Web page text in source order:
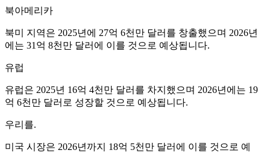
북아메리카
북미 지역은 2025년에 27억 6천만 달러를 창출했으며 2026년
에는 31억 8천만 달러에 이를 것으로 예상됩니다.
유럽
유럽은 2025년 16억 4천만 달러를 차지했으며 2026년에는 19
억 6천만 달러로 성장할 것으로 예상됩니다.
우리를.
미국 시장은 2026년까지 18억 5천만 달러에 이를 것으로 예